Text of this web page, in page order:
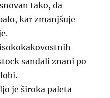
tako, da
kar zmanjšuje
sandali znani po
je široka paleta